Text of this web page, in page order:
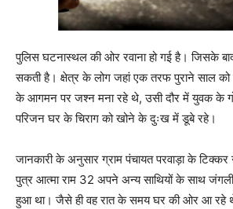
पुलिस घटनास्थल की ओर रवाना हो गई है। जिसके बाद
सकती है। क्षेत्र के लोग जहां एक तरफ पुराने साल
के आगमन पर जश्न मना रहे थे, उसी दौर में युवक के
परिजन घर के चिराग को खोने के दुःख में डूबे रहे।
जानकारी के अनुसार ग्राम पंचायत परवाड़ा के
पुत्र आत्मा राम 32 अपने अन्य साथियों के साथ जंगली
हुआ था। जैसे ही वह रात के समय घर की ओर आ रहे